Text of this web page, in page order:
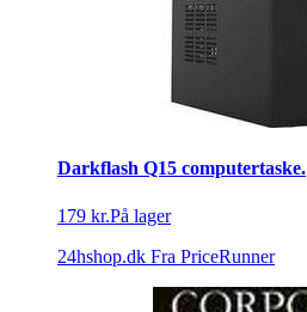
Darkflash Q15 computertaske.
179 kr.På lager
24hshop.dk Fra PriceRunner